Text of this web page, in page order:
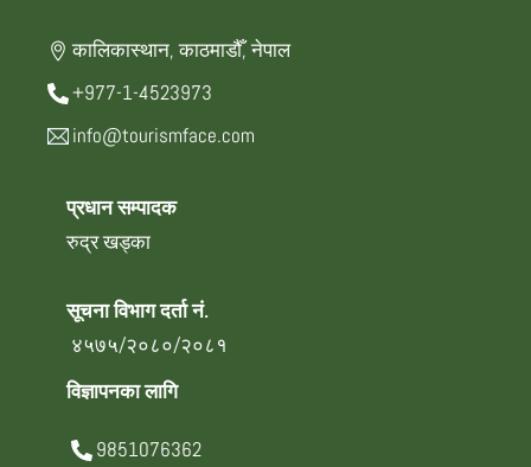
कालिकास्थान, काठमाडौँ, नेपाल
+977-1-4523973
info@tourismface.com
प्रधान सम्पादक
रुद्र खड्का
सूचना विभाग दर्ता नं.
४५७५/२०८०/२०८१
विज्ञापनका लागि
9851076362